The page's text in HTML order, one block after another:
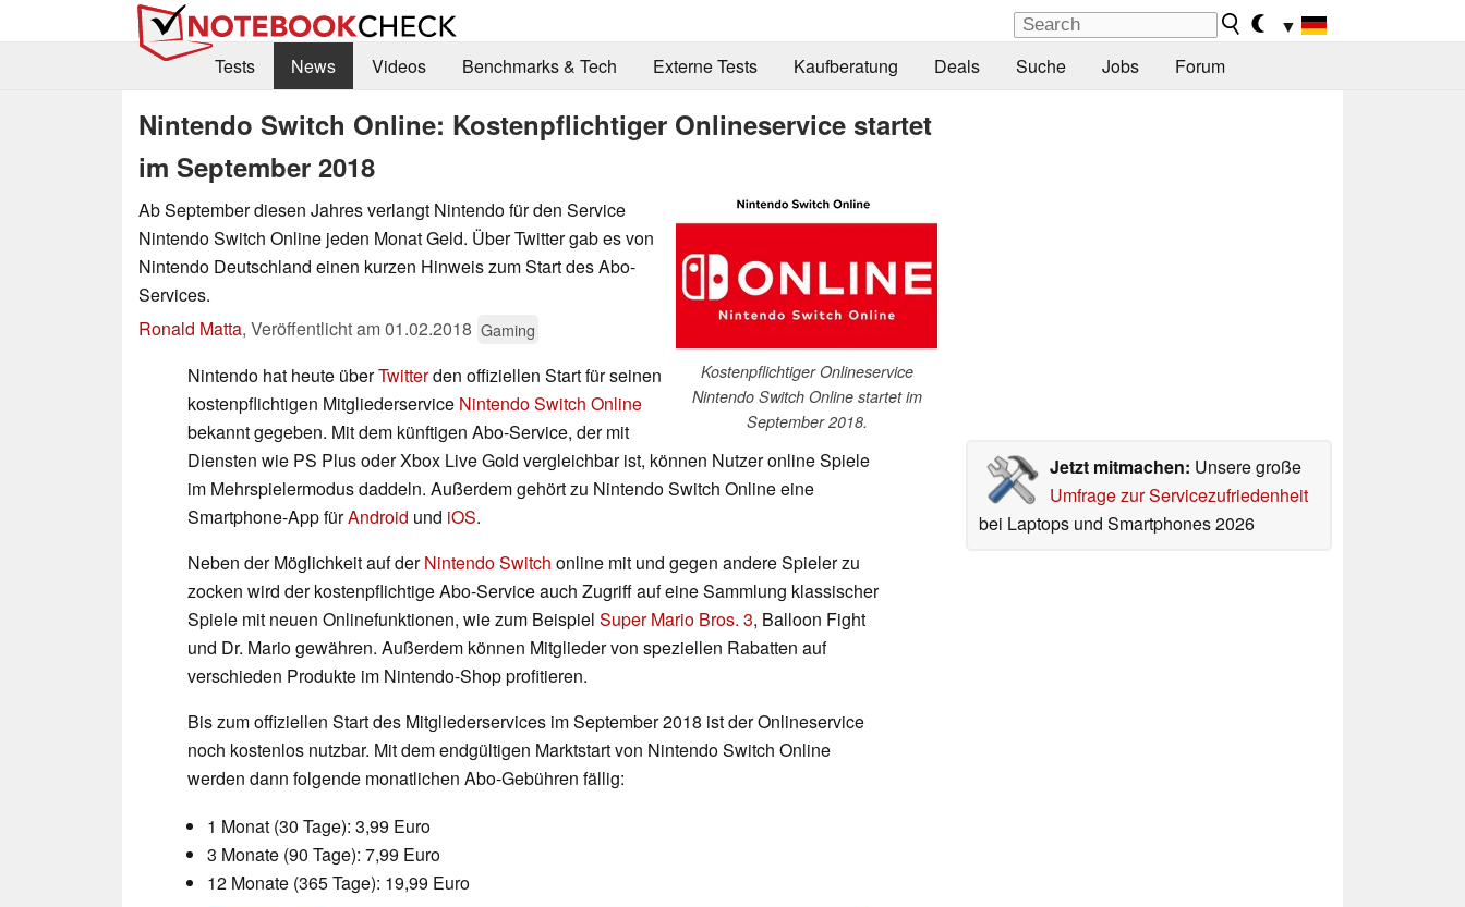
▼
Tests
News Videos Benchmarks & Tech Externe Tests Kaufberatung Deals Suche Jobs Forum
Nintendo Switch Online: Kostenpflichtiger Onlineservice startet
im September 2018
Kostenpflichtiger Onlineservice
Nintendo Switch Online startet im
September 2018.
Ab September diesen Jahres verlangt Nintendo für den Service
Nintendo Switch Online jeden Monat Geld. Über Twitter gab es von
Nintendo Deutschland einen kurzen Hinweis zum Start des Abo-
Services.
Ronald Matta, Veröffentlicht am01.02.2018 Gaming
Jetzt mitmachen: Unsere große
Umfrage zur Servicezufriedenheit
bei Laptops und Smartphones 2026
Nintendo hat heute überTwitterden offiziellen Start für seinen
kostenpflichtigen Mitgliederservice Nintendo Switch Online
bekannt gegeben. Mit dem künftigen Abo-Service, der mit
Diensten wie PS Plus oder Xbox Live Gold vergleichbar ist, können Nutzer online Spiele
im Mehrspielermodus daddeln. Außerdem gehört zu Nintendo Switch Online eine
Smartphone-App fürAndroid und iOS.
Neben der Möglichkeit auf derNintendo Switch online mit und gegen andere Spieler zu
zocken wird der kostenpflichtige Abo-Service auch Zugriff auf eine Sammlung klassischer
Spiele mit neuen Onlinefunktionen, wie zum Beispiel Super Mario Bros. 3, Balloon Fight
und Dr. Mario gewähren. Außerdem können Mitglieder von speziellen Rabatten auf
verschieden Produkte im Nintendo-Shop profitieren.
Bis zum offiziellen Start des Mitgliederservices im September 2018 ist der Onlineservice
noch kostenlos nutzbar. Mit dem endgültigen Marktstart von Nintendo Switch Online
werden dann folgende monatlichen Abo-Gebühren fällig:
1 Monat (30 Tage): 3,99 Euro
3 Monate (90 Tage): 7,99 Euro
12 Monate (365 Tage): 19,99 Euro